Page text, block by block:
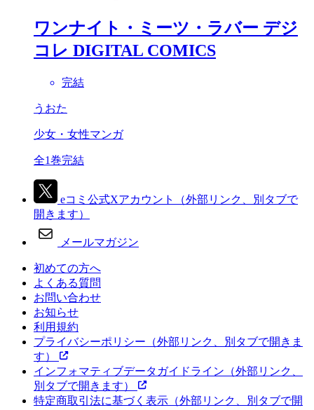
ワンナイト・ミーツ・ラバー デジ
コレ DIGITAL COMICS
完結
うおた
少女・女性マンガ
全1巻完結
eコミ公式Xアカウント
（外部リンク、別タブで
開きます）
メールマガジン
初めての方へ
よくある質問
お問い合わせ
お知らせ
利用規約
プライバシーポリシー （外部リンク、別タブで開きま
す）
インフォマティブデータガイドライン （外部リンク、
別タブで開きます）
特定商取引法に基づく表示 （外部リンク、別タブで開